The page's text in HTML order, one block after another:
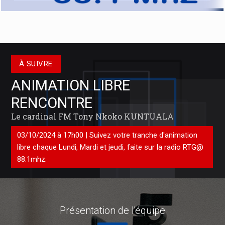
Réforme du système bancaire Congolais : KASANDA
KATUALA Olivier, un parlementaire visionnaire
à un renouveau économique et à une modernisation de son
système bancaire, il est essentiel de saluer l’initiative courageuse
de
À SUIVRE
ANIMATION LIBRE
RENCONTRE
Le cardinal FM Tony Nkoko KUNTUALA
03/10/2024 à 17h00 | Suivez votre tranche d'animation
libre chaque Lundi, Mardi et jeudi, faite sur la radio RTG@
88.1mhz.
Présentation de l'équipe